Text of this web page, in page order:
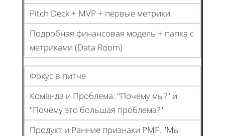
Pitch Deck + MVP + первые метрики
Подробная финансовая модель + папка с
метриками (Data Room)
Фокус в питче
Команда и Проблема. "Почему мы?" и
"Почему это большая проблема?"
Продукт и Ранние признаки PMF. "Мы